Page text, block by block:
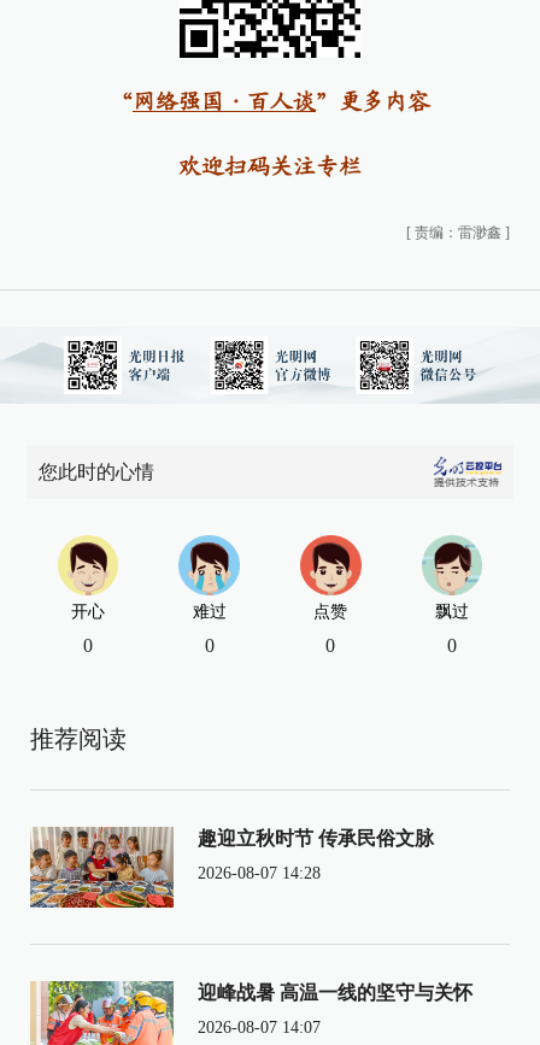
“网络强国·百人谈”更多内容
欢迎扫码关注专栏
[ 责编：雷渺鑫 ]
您此时的心情
开心
0
难过
0
点赞
0
飘过
0
推荐阅读
趣迎立秋时节 传承民俗文脉
2026-08-07 14:28
迎峰战暑 高温一线的坚守与关怀
2026-08-07 14:07